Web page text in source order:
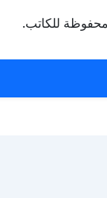
للكاتب.